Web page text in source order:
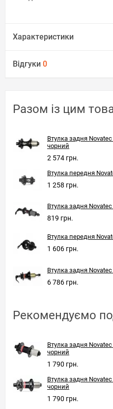
Характеристики
Відгуки 0
Разом із цим
Втулка задня Novatec
чорний
2 574 грн.
Втулка передня
1 258 грн.
Втулка задня
819 грн.
Втулка передня
1 606 грн.
Втулка задня
6 786 грн.
Рекомендуємо
Втулка задня
чорний
1 790 грн.
Втулка задня
чорний
1 790 грн.